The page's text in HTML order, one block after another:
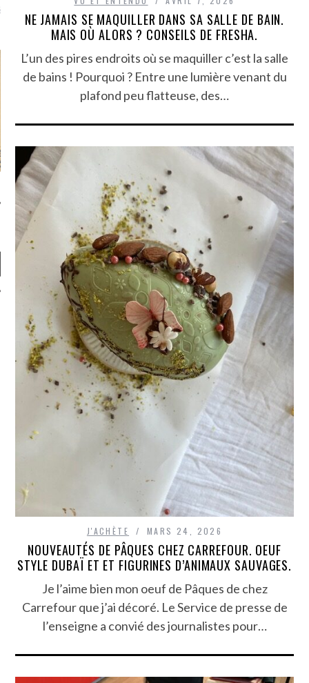
je ne parle presque que
NE JAMAIS SE MAQUILLER DANS SA SALLE DE BAIN.
MAIS OÙ ALORS ? CONSEILS DE FRESHA.
L’un des pires endroits où se maquiller c’est la salle
de bains ! Pourquoi ? Entre une lumière venant du
plafond peu flatteuse, des…
J'ACHÈTE MARS 24, 2026
NOUVEAUTÉS DE PÂQUES CHEZ CARREFOUR. OEUF
STYLE DUBAÏ ET ET FIGURINES D’ANIMAUX SAUVAGES.
Je l’aime bien mon oeuf de Pâques de chez
Carrefour que j’ai décoré. Le Service de presse de
l’enseigne a convié des journalistes pour…